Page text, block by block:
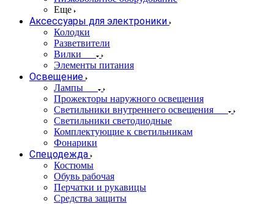
Еще
Аксессуары для электроники
Колодки
Разветвители
Вилки
Элементы питания
Освещение
Лампы
Прожекторы наружного освещения
Светильники внутреннего освещения
Светильники светодиодные
Комплектующие к светильникам
Фонарики
Спецодежда
Костюмы
Обувь рабочая
Перчатки и рукавицы
Средства защиты